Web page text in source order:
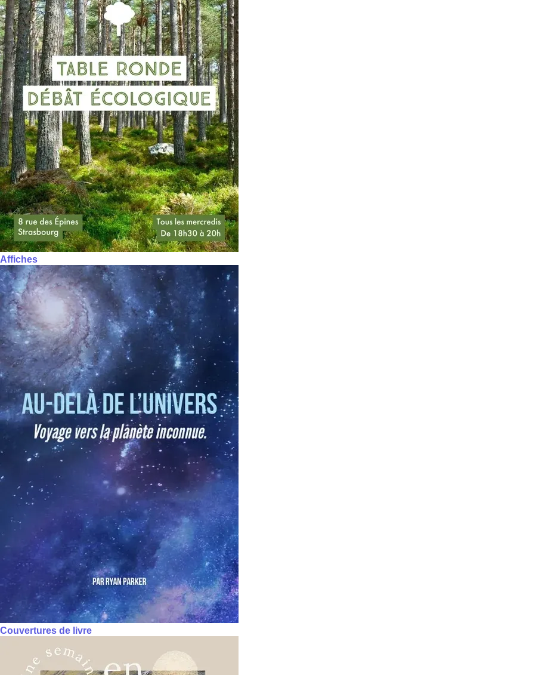
Affiches
Couvertures de livre